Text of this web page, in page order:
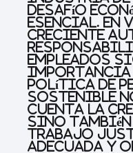
desafío
esencial. En
creciente
empleados
importancia
política de
sostenible
cuenta la
sino
trabajo
adecuada y